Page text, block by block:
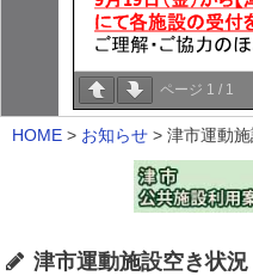
ページ 1 / 1
HOME > お知らせ > 津市運動
津市運動施設空き状